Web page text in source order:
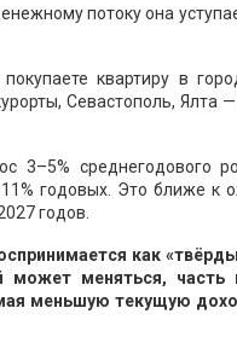
потоку она
квартиру в
Севастополь, Ялта
среднегодового
годовых. Это ближе к
годов.
как
меняться, часть
меньшую текущую